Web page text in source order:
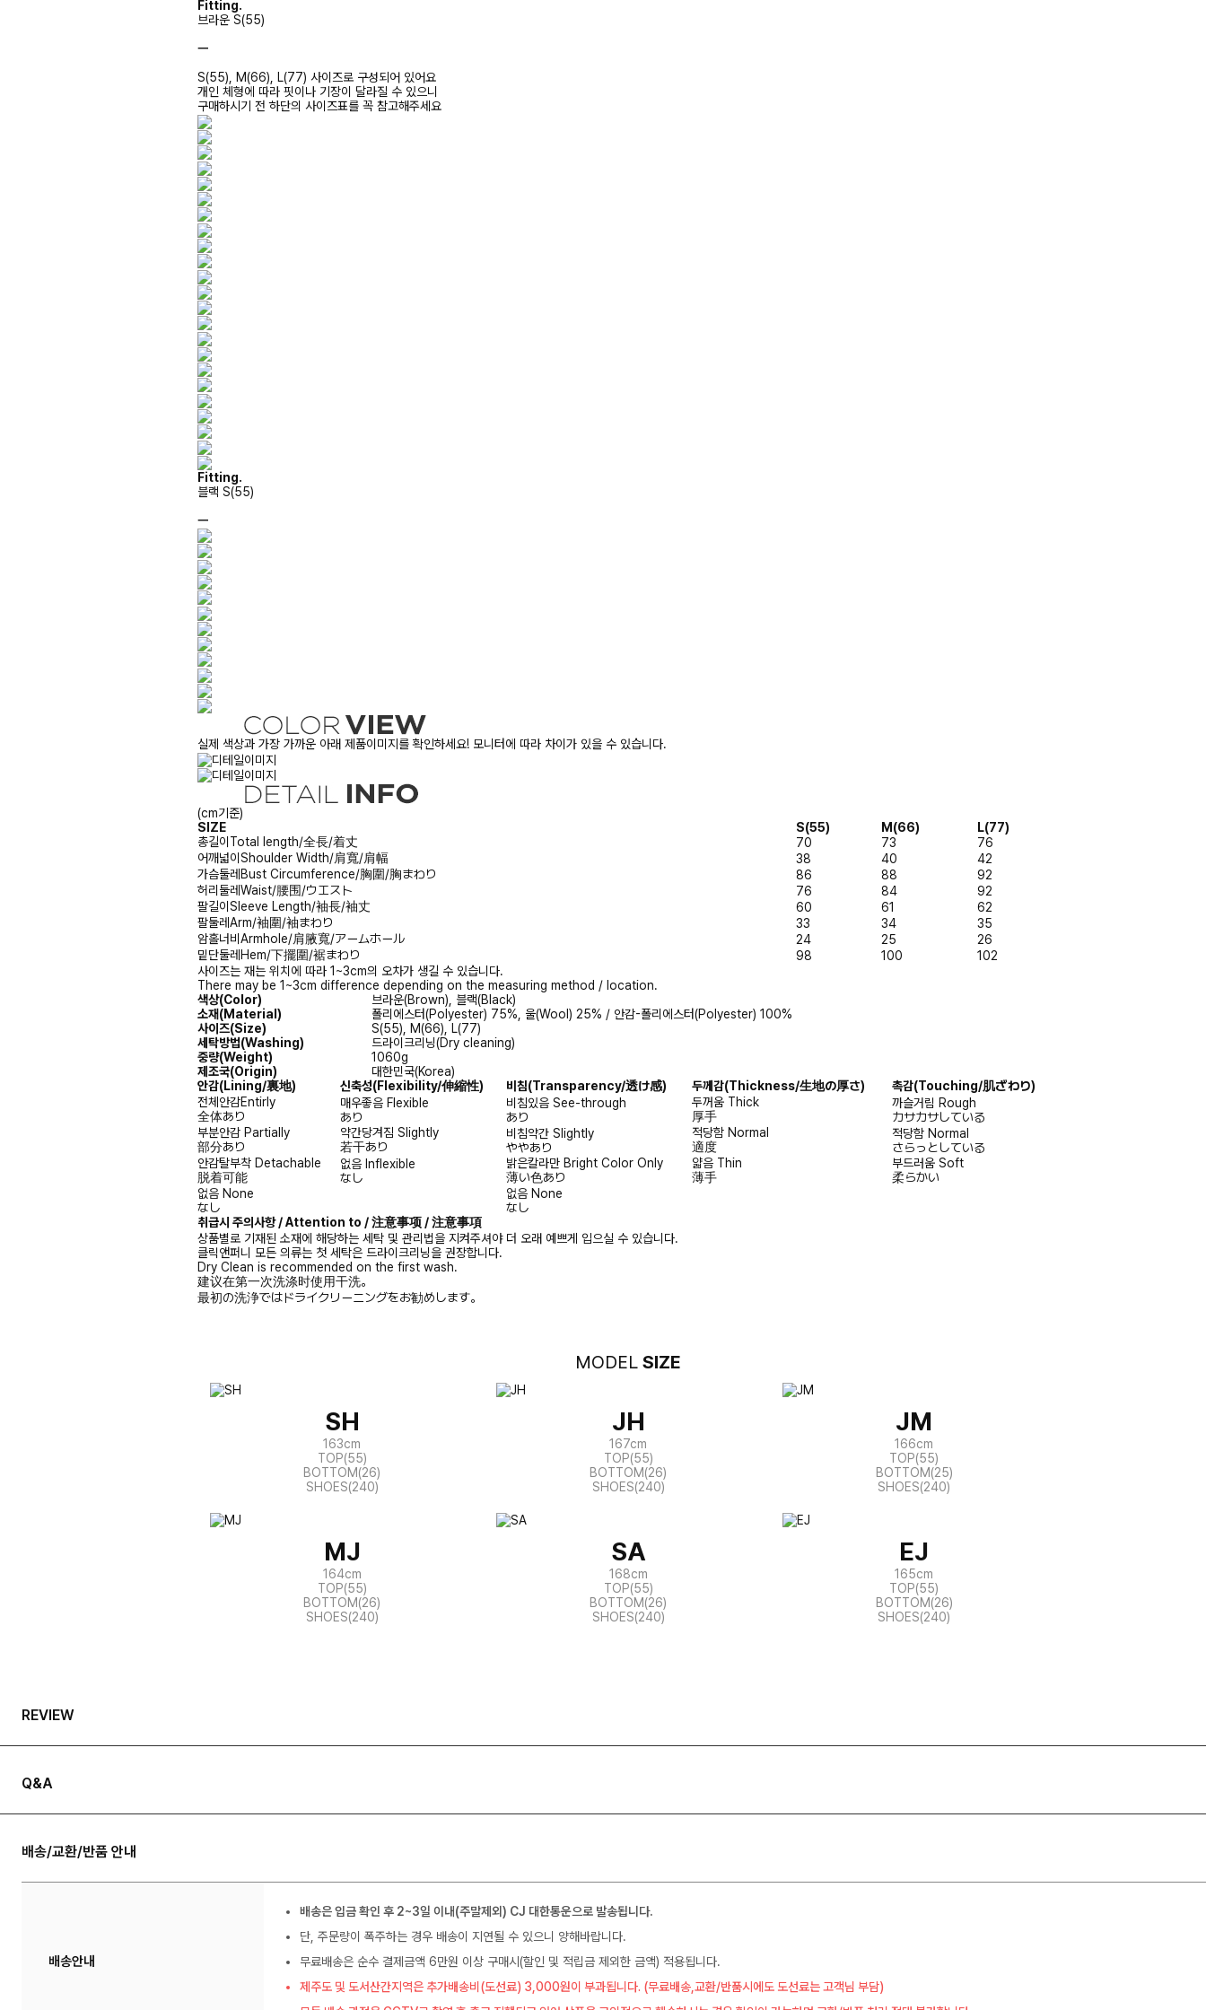
Fitting.
브라운 S(55)
ㅡ
S(55), M(66), L(77) 사이즈로 구성되어 있어요
개인 체형에 따라 핏이나 기장이 달라질 수 있으니
구매하시기 전 하단의 사이즈표를 꼭 참고해주세요
Fitting.
블랙 S(55)
ㅡ
실제 색상과 가장 가까운 아래 제품이미지를 확인하세요! 모니터에 따라 차이가 있을 수 있습니다.
(cm기준)
SIZE
S(55) M(66)
L(77)
총길이 Total length/全長/着丈 70 73
76
어깨넓이 Shoulder Width/肩寬/肩幅 38 40
42
가슴둘레 Bust Circumference/胸圍/胸まわり 86 88
92
허리둘레Waist/腰围/ウエスト 76 84
92
팔길이 Sleeve Length/袖長/袖丈 60 61
62
팔둘레Arm/袖圍/袖まわり 33 34
35
암홀너비 Armhole/肩腋寬/アームホール 24 25
26
밑단둘레 Hem/下擺圍/裾まわり 98 100
102
사이즈는 재는 위치에 따라 1~3cm의 오차가 생길 수 있습니다.
There may be 1~3cm difference depending on the measuring method / location.
색상(Color)
브라운(Brown), 블랙(Black)
소재(Material)
폴리에스터(Polyester) 75%, 울(Wool) 25% / 안감-폴리에스터(Polyester) 100%
사이즈(Size)
S(55), M(66), L(77)
세탁방법(Washing)
드라이크리닝(Dry cleaning)
중량(Weight)
1060g
제조국(Origin)
대한민국(Korea)
안감(Lining/裏地) 신축성(Flexibility/伸縮性) 비침(Transparency/透け感) 두께감(Thickness/生地の厚さ) 촉감(Touching/肌ざわり)
전체안감Entirly
全体あり
매우좋음 Flexible
あり
비침있음 See-through
あり
두꺼움 Thick
厚手
까슬거림 Rough
カサカサしている
부분안감 Partially
部分あり
약간당겨짐 Slightly
若干あり
비침약간 Slightly
ややあり
적당함 Normal
適度
적당함 Normal
さらっとしている
안감탈부착 Detachable
脱着可能
없음 Inflexible
なし
밝은칼라만 Bright Color Only
薄い色あり
얇음 Thin
薄手
부드러움 Soft
柔らかい
없음 None
なし
없음 None
なし
취급시 주의사항 / Attention to / 注意事项 / 注意事項
상품별로 기재된 소재에 해당하는 세탁 및 관리법을 지켜주셔야 더 오래 예쁘게 입으실 수 있습니다.
클릭앤퍼니 모든 의류는 첫 세탁은 드라이크리닝을 권장합니다.
Dry Clean is recommended on the first wash.
建议在第一次洗涤时使用干洗。
最初の洗浄ではドライクリーニングをお勧めします。
MODEL SIZE
SH
163cm
TOP(55)
BOTTOM(26)
SHOES(240)
JH
167cm
TOP(55)
BOTTOM(26)
SHOES(240)
JM
166cm
TOP(55)
BOTTOM(25)
SHOES(240)
MJ
164cm
TOP(55)
BOTTOM(26)
SHOES(240)
SA
168cm
TOP(55)
BOTTOM(26)
SHOES(240)
EJ
165cm
TOP(55)
BOTTOM(26)
SHOES(240)
REVIEW
Q&A
배송/교환/반품 안내
배송안내
배송은 입금 확인 후 2~3일 이내(주말제외) CJ 대한통운으로 발송됩니다.
단, 주문량이 폭주하는 경우 배송이 지연될 수 있으니 양해바랍니다.
무료배송은 순수 결제금액 6만원 이상 구매시(할인 및 적립금 제외한 금액) 적용됩니다.
제주도 및 도서산간지역은 추가배송비(도선료) 3,000원이 부과됩니다. (무료배송,교환/반품시에도 도선료는 고객님 부담)